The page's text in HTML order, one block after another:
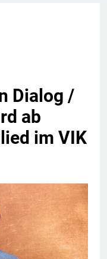
Dialog /
ab
im VIK